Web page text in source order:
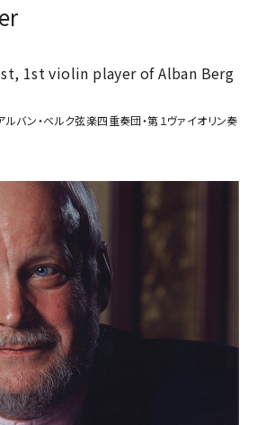
1st violin player of Alban Berg
ルバン・ベルク弦楽四重奏団・第１ヴァイオリン奏